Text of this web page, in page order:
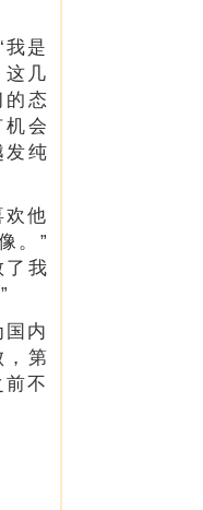
是
这几
的态
会
发纯
欢他
。”
了我
内
，第
不